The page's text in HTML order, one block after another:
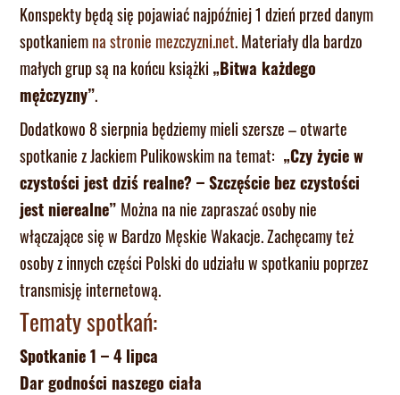
Konspekty będą się pojawiać najpóźniej 1 dzień przed danym
spotkaniemna stronie mezczyzni.net. Materiały dla bardzo
małych grup są na końcu książki „Bitwa każdego
mężczyzny”.
Dodatkowo 8 sierpnia będziemy mieli szersze – otwarte
spotkanie z Jackiem Pulikowskim na temat: „Czy życie w
czystości jest dziś realne? – Szczęście bez czystości
jest nierealne” Można na nie zapraszać osoby nie
włączające się w Bardzo Męskie Wakacje. Zachęcamy też
osoby z innych części Polski do udziału w spotkaniu poprzez
transmisję internetową.
Tematy spotkań:
Spotkanie 1 – 4 lipca
Dar godności naszego ciała